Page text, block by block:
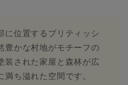
に位置するブリティッシ
豊かな村地がモチーフの
装された家屋と森林が広
ち溢れた空間です。